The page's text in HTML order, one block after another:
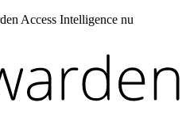
Access Intelligence nu